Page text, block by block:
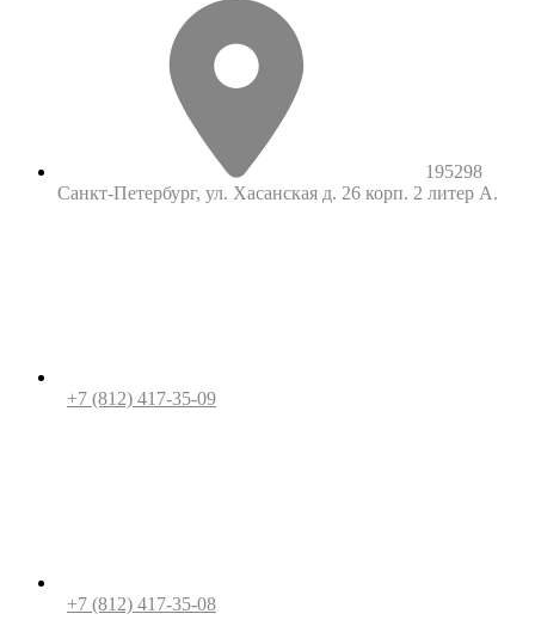
195298
Санкт-Петербург, ул. Хасанская д. 26 корп. 2 литер А.
+7 (812) 417-35-09
+7 (812) 417-35-08